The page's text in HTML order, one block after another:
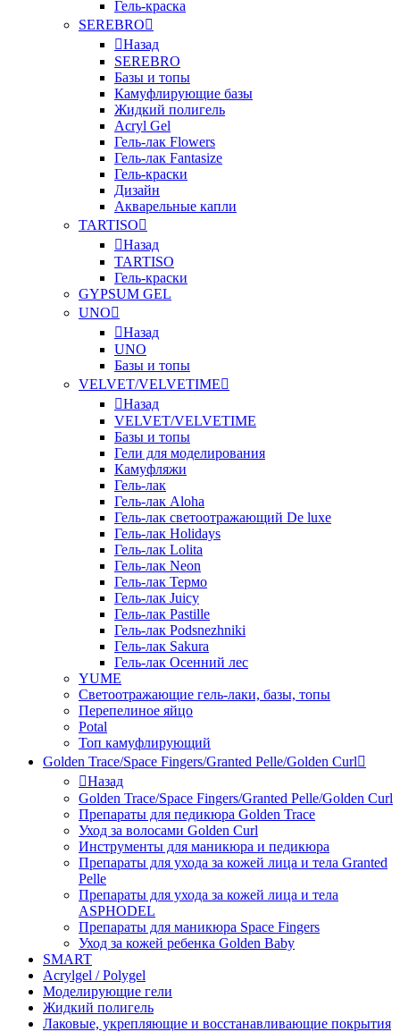
Гель-краска
SEREBRO
Назад
SEREBRO
Базы и топы
Камуфлирующие базы
Жидкий полигель
Acryl Gel
Гель-лак Flowers
Гель-лак Fantasize
Гель-краски
Дизайн
Акварельные капли
TARTISO
Назад
TARTISO
Гель-краски
GYPSUM GEL
UNO
Назад
UNO
Базы и топы
VELVET/VELVETIME
Назад
VELVET/VELVETIME
Базы и топы
Гели для моделирования
Камуфляжи
Гель-лак
Гель-лак Aloha
Гель-лак светоотражающий De luxe
Гель-лак Holidays
Гель-лак Lolita
Гель-лак Neon
Гель-лак Термо
Гель-лак Juicy
Гель-лак Pastille
Гель-лак Podsnezhniki
Гель-лак Sakura
Гель-лак Осенний лес
YUME
Светоотражающие гель-лаки, базы, топы
Перепелиное яйцо
Potal
Топ камуфлирующий
Golden Trace/Space Fingers/Granted Pelle/Golden Curl
Назад
Golden Trace/Space Fingers/Granted Pelle/Golden Curl
Препараты для педикюра Golden Trace
Уход за волосами Golden Curl
Инструменты для маникюра и педикюра
Препараты для ухода за кожей лица и тела Granted
Pelle
Препараты для ухода за кожей лица и тела
ASPHODEL
Препараты для маникюра Space Fingers
Уход за кожей ребенка Golden Baby
SMART
Acrylgel / Polygel
Моделирующие гели
Жидкий полигель
Лаковые, укрепляющие и восстанавливающие покрытия